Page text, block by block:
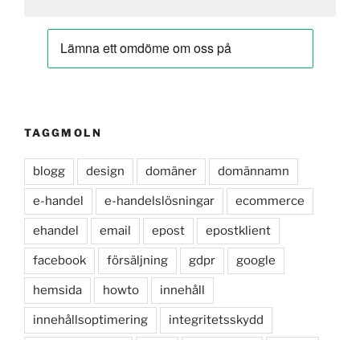
TAGGMOLN
blogg design domäner domännamn
e-handel e-handelslösningar ecommerce
ehandel email epost epostklient
facebook försäljning gdpr google
hemsida howto innehåll
innehållsoptimering integritetsskydd